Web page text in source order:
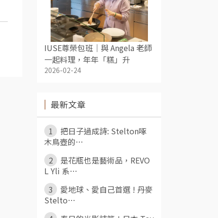
IUSE尊榮包班｜與 Angela 老師
一起料理，年年「糕」升
2026-02-24
最新文章
1
把日子過成詩: Stelton啄
木鳥壺的⋯
2
是花瓶也是藝術品，REVO
L Yli 系⋯
3
愛地球、愛自己首選 ! 丹麥
Stelto⋯